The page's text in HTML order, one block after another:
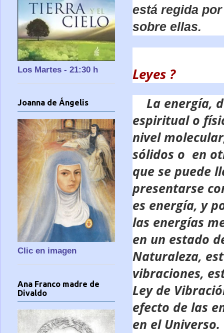
está regida
sobre ellas.
Leyes ?
La energía,
espiritual o
nivel
sólidos o en
que se puede
presentarse
es energía, y
las energías
en un estado
Naturaleza,
vibraciones,
Ley de
efecto de las
en el Universo.
Los Martes - 21:30 h
Joanna de Ángelis
Clic en imagen
Ana Franco madre de
Divaldo